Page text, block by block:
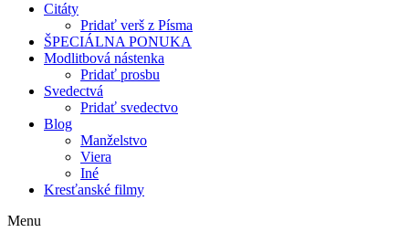
Citáty
Pridať verš z Písma
ŠPECIÁLNA PONUKA
Modlitbová nástenka
Pridať prosbu
Svedectvá
Pridať svedectvo
Blog
Manželstvo
Viera
Iné
Kresťanské filmy
Menu